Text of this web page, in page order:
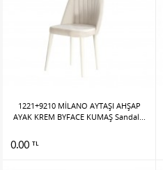
1221+9210 MİLANO AYTAŞI AHŞAP
AYAK KREM BYFACE KUMAŞ Sandal...
0.00 TL